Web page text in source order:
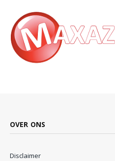
OVER ONS
Disclaimer